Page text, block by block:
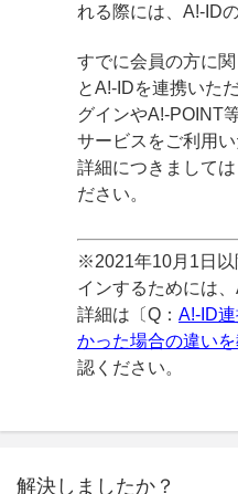
れる際には、A!-ID
すでに会員の方に
とA!-IDを連携いた
グインやA!-POINT
サービスをご利用
詳細につきましては
ださい。
※2021年10月1日以
インするためには
詳細は〔Q： A!-ID
かった場合の違いを
認ください。
解決しましたか？